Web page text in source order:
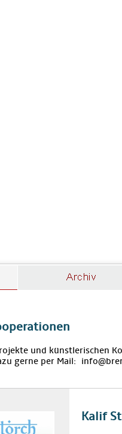
und künstlerischen
gerne per Mail:
Kalif